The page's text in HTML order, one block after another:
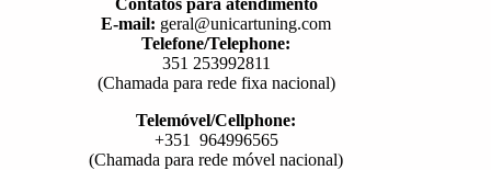
E-mail: geral@unicartuning.com
Telefone/Telephone:
351 253992811
(Chamada para rede fixa nacional)
Telemóvel/Cellphone:
+351 964996565
(Chamada para rede móvel nacional)